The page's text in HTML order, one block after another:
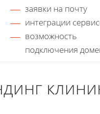
заявки на почту
интеграции
возможность
подключения